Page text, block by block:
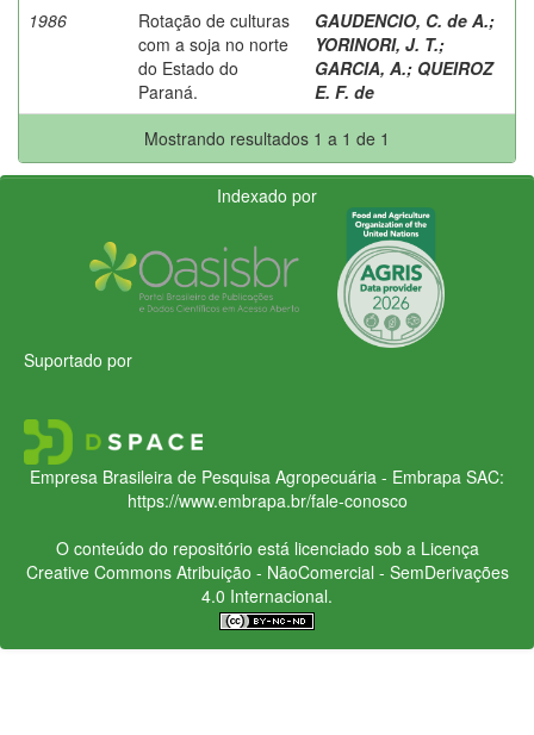
1986
Rotação de culturas
com a soja no norte
do Estado do
Paraná.
GAUDENCIO, C. de A.;
YORINORI, J. T.;
GARCIA, A.; QUEIROZ
E. F. de
Mostrando resultados 1 a 1 de 1
Indexado por
Suportado por
Empresa Brasileira de Pesquisa Agropecuária - Embrapa SAC:
https://www.embrapa.br/fale-conosco
O conteúdo do repositório está licenciado sob a Licença
Creative CommonsAtribuição - NãoComercial - SemDerivações
4.0 Internacional.